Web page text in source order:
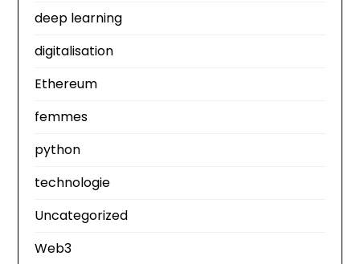
deep learning
digitalisation
Ethereum
femmes
python
technologie
Uncategorized
Web3